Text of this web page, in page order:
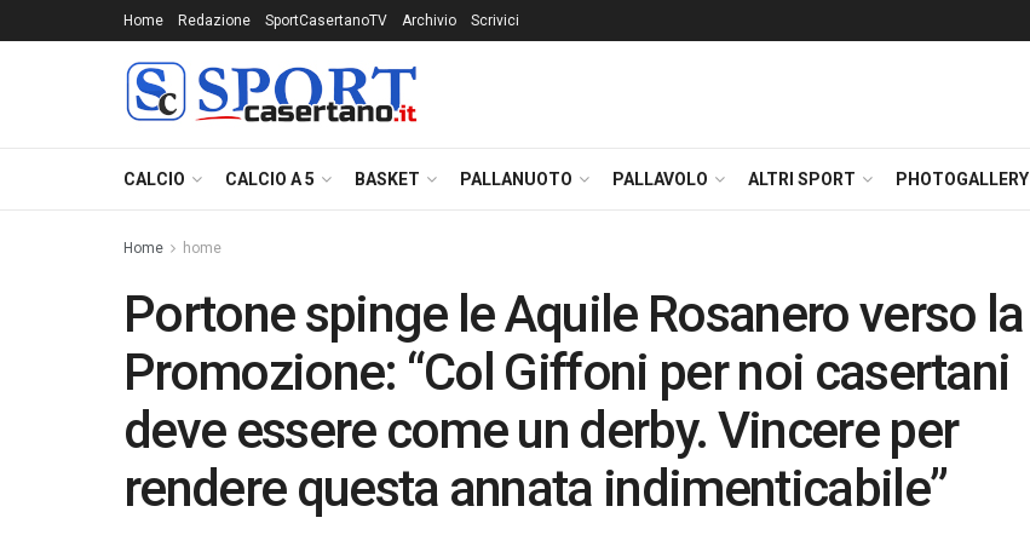
Home Redazione SportCasertanoTV Archivio Scrivici
CALCIO CALCIO A 5 BASKET PALLANUOTO PALLAVOLO ALTRI SPORT PHOTOGALLERY
Home home
Portone spinge le Aquile Rosanero verso la
Promozione: “Col Giffoni per noi casertani
deve essere come un derby. Vincere per
rendere questa annata indimenticabile”